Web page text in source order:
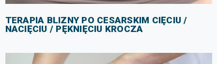
TERAPIA BLIZNY PO CESARSKIM CIĘCIU /
NACIĘCIU / PĘKNIĘCIU KROCZA